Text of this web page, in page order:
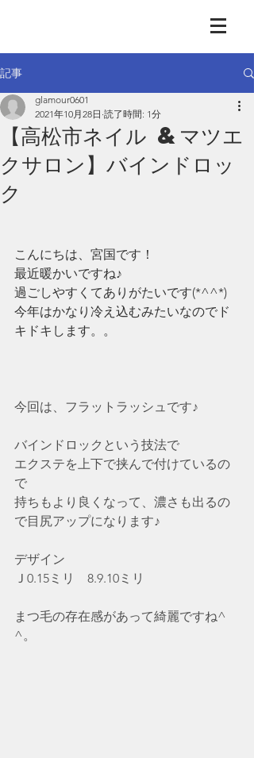
記事
【高松市ネイル &マツエ
クサロン】バインドロッ
ク
glamour0601
2021年10月28日 読了時間: 1分
こんにちは、宮国です！
最近暖かいですね♪
過ごしやすくてありがたいです(*^^*)
今年はかなり冷え込むみたいなのでド
キドキします。。
今回は、フラットラッシュです♪
バインドロックという技法で
エクステを上下で挟んで付けているの
で
持ちもより良くなって、濃さも出るの
で目尻アップになります♪
デザイン
Ｊ0.15ミリ　8.9.10ミリ
まつ毛の存在感があって綺麗ですね^
^。